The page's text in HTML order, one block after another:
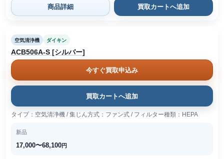
商品詳細 買取カートへ追加
空気清浄機 ダイキン
ACB506A-S [シルバー]
今すぐ買取申込み
買取カートへ追加
タイプ：空気清浄機 / 集じん方式：ファン式 / フィルター種類：HEPA
新品
17,000〜68,100円